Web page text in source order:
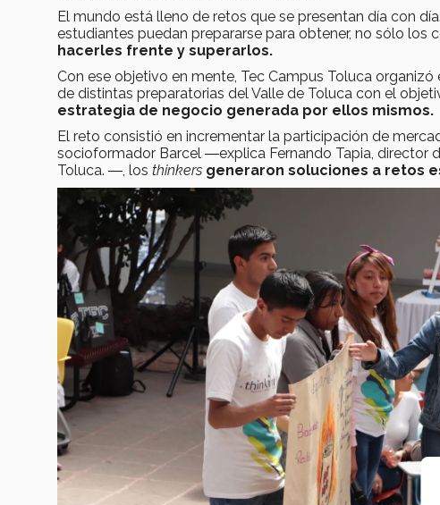
El mundo está lleno de retos que se presentan día con
estudiantes puedan prepararse para obtener, no sólo los
hacerles frente y superarlos.
Con ese objetivo en mente, Tec Campus Toluca
de distintas preparatorias del Valle de Toluca con el
estrategia de negocio generada por ellos mismos.
El reto consistió en incrementar la participación de
socioformador Barcel ―explica Fernando Tapia, director
Toluca. ―, los thinkers generaron soluciones a retos